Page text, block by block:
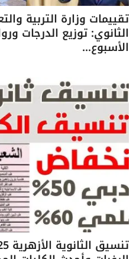
الثانوي: توزيع الدرجات
الأسبوع...